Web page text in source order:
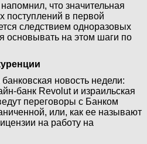
что значительная
поступлений в первой
следствием одноразовых
основывать на этом шаги по
новость недели:
банк Revolut и израильская
переговоры с Банком
или, как ее называют
на работу на